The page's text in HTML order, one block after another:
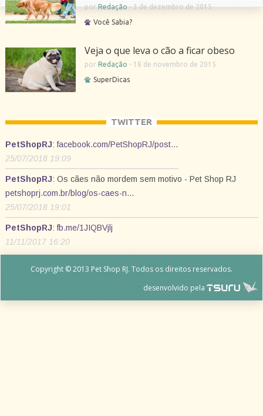
porRedação-3 de dezembro de 2015
Você Sabia?
Veja o que leva o cão a ficar obeso
por Redação - 18 de novembro de 2015
SuperDicas
TWITTER
PetShopRJ:facebook.com/PetShopRJ/post…
25/07/2018 19:09
PetShopRJ: Os cães não mordem sem motivo - Pet Shop RJ
petshoprj.com.br/blog/os-caes-n…
25/07/2018 19:01
PetShopRJ:fb.me/1JIQBVjlj
11/11/2017 16:20
Copyright © 2013 Pet Shop RJ. Todos os direitos reservados.
desenvolvido pela